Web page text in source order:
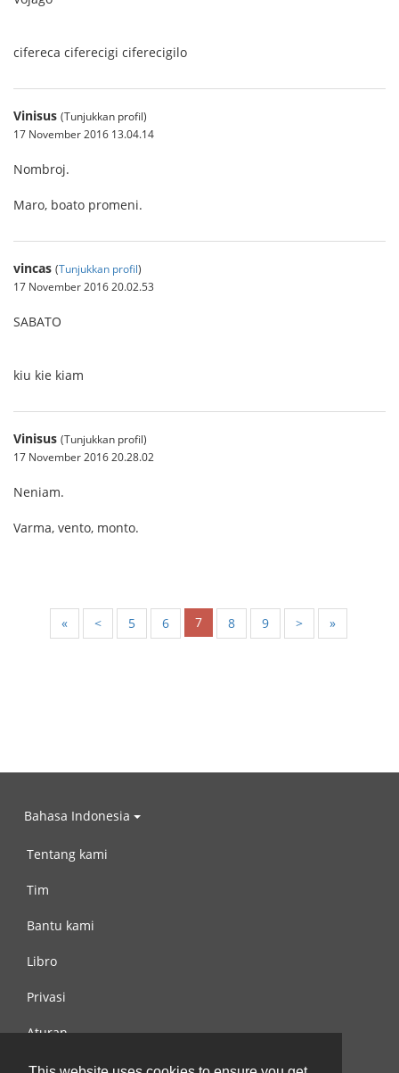
cifereca ciferecigi ciferecigilo
Vinisus (Tunjukkan profil)
17 November 2016 13.04.14
Nombroj.
Maro, boato promeni.
vincas (Tunjukkan profil)
17 November 2016 20.02.53
SABATO
kiu kie kiam
Vinisus (Tunjukkan profil)
17 November 2016 20.28.02
Neniam.
Varma, vento, monto.
« < 5 6 7 8 9 > »
Bahasa Indonesia
Tentang kami
Tim
Bantu kami
Libro
Privasi
Aturan
Hubungi kami